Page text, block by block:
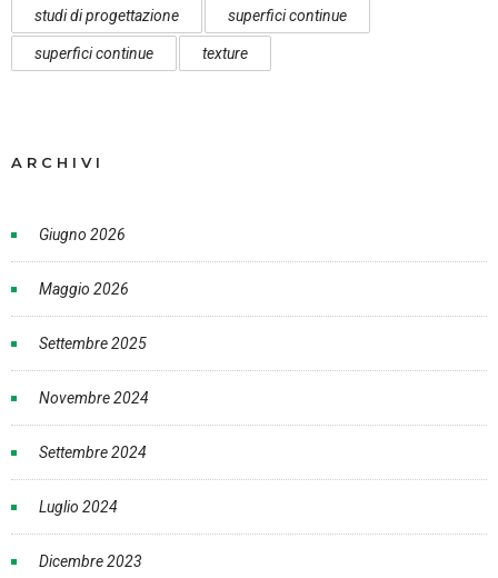
studi di progettazione superfici continue
superfici continue texture
ARCHIVI
Giugno 2026
Maggio 2026
Settembre 2025
Novembre 2024
Settembre 2024
Luglio 2024
Dicembre 2023